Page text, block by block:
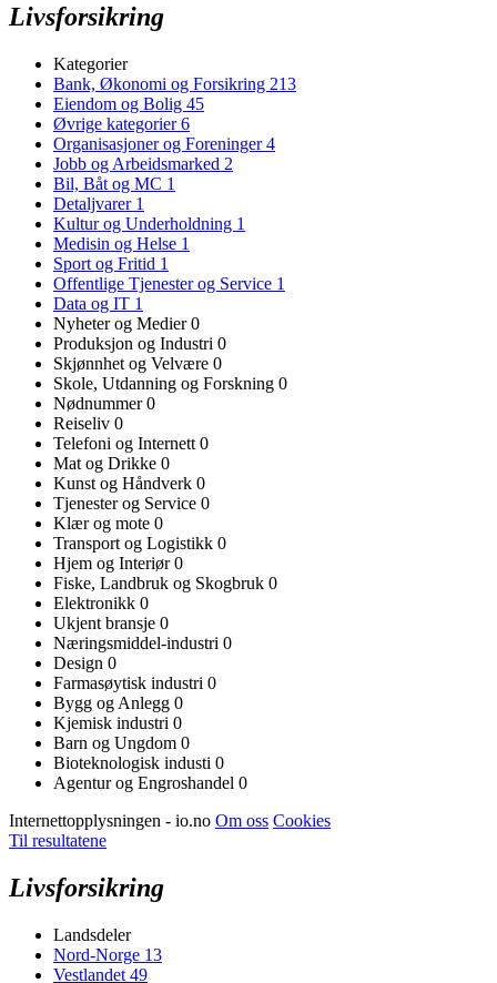
Livsforsikring
Kategorier
Bank, Økonomi og Forsikring 213
Eiendom og Bolig 45
Øvrige kategorier6
Organisasjoner og Foreninger4
Jobb og Arbeidsmarked 2
Bil, Båt og MC 1
Detaljvarer 1
Kultur og Underholdning 1
Medisin og Helse 1
Sport og Fritid 1
Offentlige Tjenester og Service 1
Data og IT 1
Nyheter og Medier0
Produksjon og Industri 0
Skjønnhet og Velvære 0
Skole, Utdanning og Forskning 0
Nødnummer0
Reiseliv 0
Telefoni og Internett 0
Mat og Drikke 0
Kunst og Håndverk 0
Tjenester og Service 0
Klær og mote 0
Transport og Logistikk 0
Hjem og Interiør0
Fiske, Landbruk og Skogbruk 0
Elektronikk 0
Ukjent bransje 0
Næringsmiddel-industri 0
Design 0
Farmasøytisk industri 0
Bygg og Anlegg 0
Kjemisk industri 0
Barn og Ungdom 0
Bioteknologisk industi 0
Agentur og Engroshandel 0
Internettopplysningen - io.no Om oss Cookies
Til resultatene
Livsforsikring
Landsdeler
Nord-Norge 13
Vestlandet 49